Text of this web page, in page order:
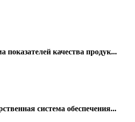
качества продук...
система обеспечения...